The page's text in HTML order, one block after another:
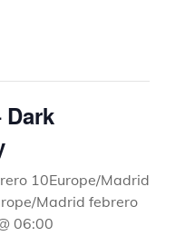
10Europe/Madrid
Madrid febrero
06:00